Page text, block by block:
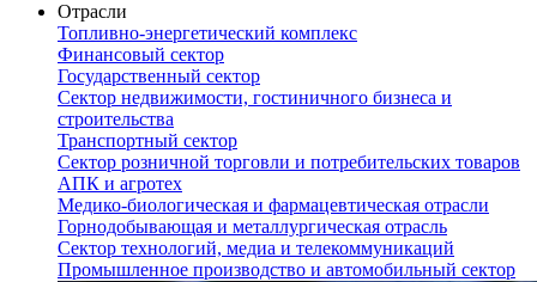
Отрасли
Топливно-энергетический комплекс
Финансовый сектор
Государственный сектор
Сектор недвижимости, гостиничного бизнеса и
строительства
Транспортный сектор
Сектор розничной торговли и потребительских товаров
АПК и агротех
Медико-биологическая и фармацевтическая отрасли
Горнодобывающая и металлургическая отрасль
Сектор технологий, медиа и телекоммуникаций
Промышленное производство и автомобильный сектор